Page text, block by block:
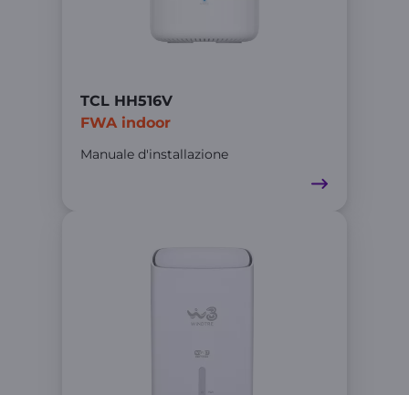
TCL HH516V
FWA indoor
Manuale d'installazione